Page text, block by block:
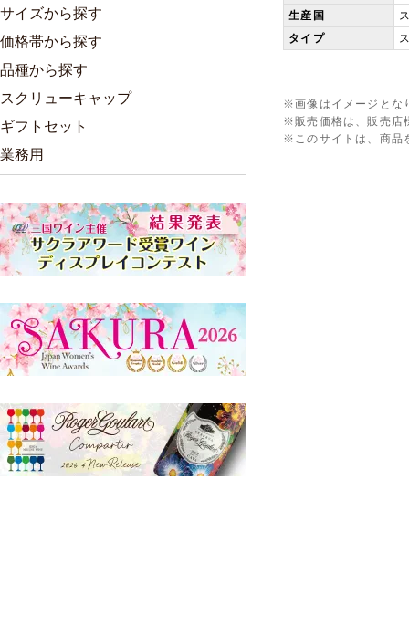
生産国
タイプ
※画像はイメージとな
※販売価格は、販売店
※このサイトは、商品
サイズから探す
価格帯から探す
品種から探す
スクリューキャップ
ギフトセット
業務用